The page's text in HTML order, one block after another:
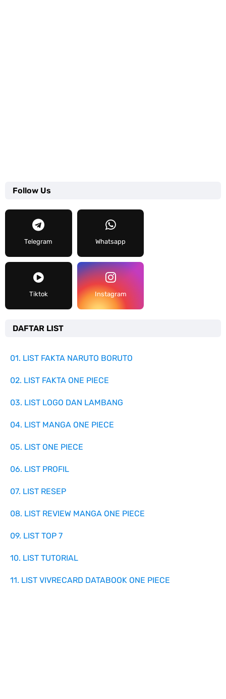
Follow Us
Telegram Whatsapp
Tiktok Instagram
DAFTAR LIST
01. LIST FAKTA NARUTO BORUTO
02. LIST FAKTA ONE PIECE
03. LIST LOGO DAN LAMBANG
04. LIST MANGA ONE PIECE
05. LIST ONE PIECE
06. LIST PROFIL
07. LIST RESEP
08. LIST REVIEW MANGA ONE PIECE
09. LIST TOP 7
10. LIST TUTORIAL
11. LIST VIVRECARD DATABOOK ONE PIECE